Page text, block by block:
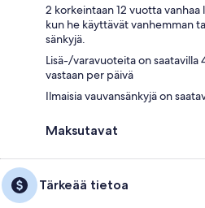
2 korkeintaan 12 vuotta vanhaa
kun he käyttävät vanhemman
sänkyjä.
Lisä-/varavuoteita on saatavilla
vastaan per päivä
Ilmaisia vauvansänkyjä on
Maksutavat
Tärkeää tietoa